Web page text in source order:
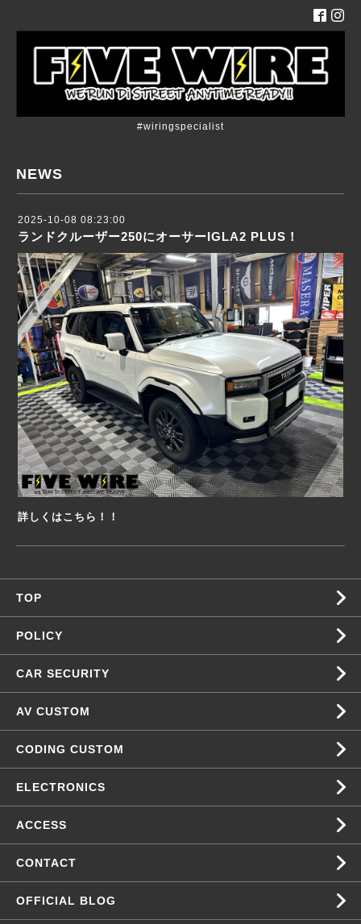
#wiringspecialist
NEWS
2025-10-08 08:23:00
ランドクルーザー250にオーサーIGLA2 PLUS！
詳しくはこちら！！
TOP
POLICY
CAR SECURITY
AV CUSTOM
CODING CUSTOM
ELECTRONICS
ACCESS
CONTACT
OFFICIAL BLOG